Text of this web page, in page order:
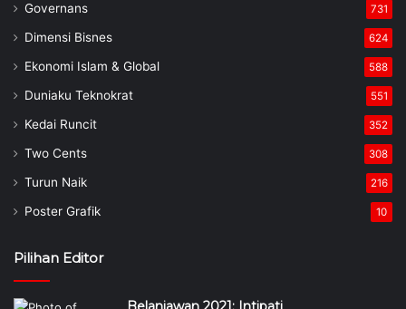
Governans 731
Dimensi Bisnes 624
Ekonomi Islam & Global 588
Duniaku Teknokrat 551
Kedai Runcit 352
Two Cents 308
Turun Naik 216
Poster Grafik 10
Pilihan Editor